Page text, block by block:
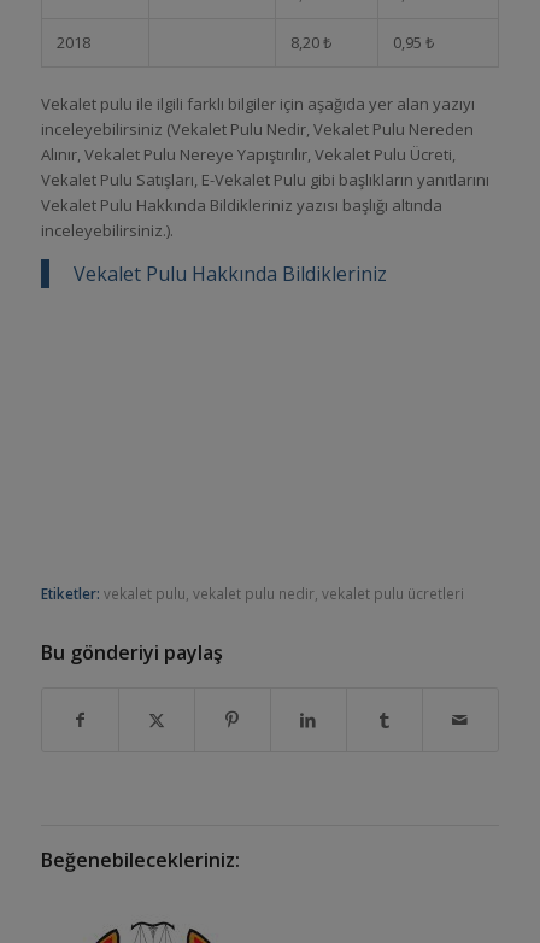
2018 8,20 ₺ 0,95 ₺
Vekalet pulu ile ilgili farklı bilgiler için aşağıda yer alan yazıyı
inceleyebilirsiniz (Vekalet Pulu Nedir, Vekalet Pulu Nereden
Alınır, Vekalet Pulu Nereye Yapıştırılır, Vekalet Pulu Ücreti,
Vekalet Pulu Satışları, E-Vekalet Pulu gibi başlıkların yanıtlarını
Vekalet Pulu Hakkında Bildikleriniz yazısı başlığı altında
inceleyebilirsiniz.).
Vekalet Pulu Hakkında Bildikleriniz
Etiketler: vekalet pulu vekalet pulu nedir, vekalet pulu ücretleri
Bu gönderiyi paylaş
Beğenebilecekleriniz: